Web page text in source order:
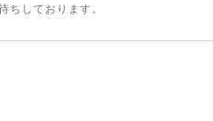
ちしております。